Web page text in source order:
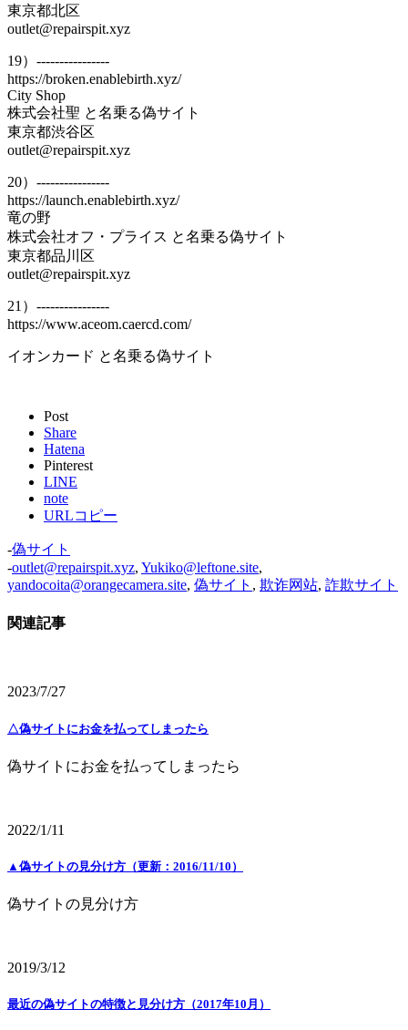
東京都北区
outlet@repairspit.xyz
19）----------------
https://broken.enablebirth.xyz/
City Shop
株式会社聖 と名乗る偽サイト
東京都渋谷区
outlet@repairspit.xyz
20）----------------
https://launch.enablebirth.xyz/
竜の野
株式会社オフ・プライス と名乗る偽サイト
東京都品川区
outlet@repairspit.xyz
21）----------------
https://www.aceom.caercd.com/
イオンカード と名乗る偽サイト
Post
Share
Hatena
Pinterest
LINE
note
URLコピー
-偽サイト
-outlet@repairspit.xyz, Yukiko@leftone.site,
yandocoita@orangecamera.site, 偽サイト , 欺诈网站, 詐欺サイト
関連記事
2023/7/27
△偽サイトにお金を払ってしまったら
偽サイトにお金を払ってしまったら
2022/1/11
▲偽サイトの見分け方（更新：2016/11/10）
偽サイトの見分け方
2019/3/12
最近の偽サイトの特徴と見分け方（2017年10月）